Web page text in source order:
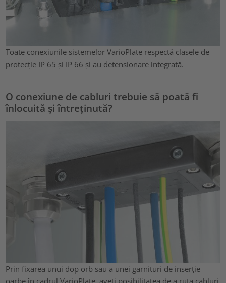
Toate conexiunile sistemelor VarioPlate respectă clasele de
protecție IP 65 și IP 66 și au detensionare integrată.
O conexiune de cabluri trebuie să poată fi
înlocuită și întreținută?
Prin fixarea unui dop orb sau a unei garnituri de inserție
oarbe în cadrul VarioPlate, aveți posibilitatea de a ruta cabluri